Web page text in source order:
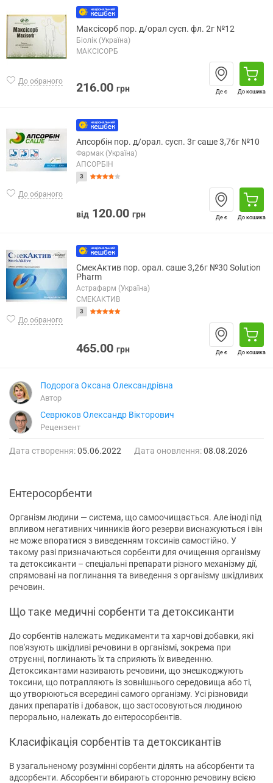
До обраного
Максісорб пор. д/орал сусп. фл. 2г №12
Біолік (Україна)
МАКСІСОРБ
216.00 грн Де є До кошика
До обраного
Апсорбін пор. д/орал. сусп. 3г саше 3,76г №10
Фармак (Україна)
АПСОРБІН
3
від 120.00 грн Де є До кошика
До обраного
СмекАктив пор. орал. саше 3,26г №30 Solution
Pharm
Астрафарм (Україна)
СМЕКАКТИВ
3
465.00 грн Де є До кошика
Подорога Оксана Олександрівна
Автор
Севрюков Олександр Вікторович
Рецензент
Дата створення:05.06.2022 Дата оновлення:08.08.2026
Ентеросорбенти
Організм людини — система, що самоочищається. Але іноді під
впливом негативних чинників його резерви виснажуються і він
не може впоратися з виведенням токсинів самостійно. У
такому разі призначаються сорбенти для очищення організму
та детоксиканти – спеціальні препарати різного механізму дії,
спрямовані на поглинання та виведення з організму шкідливих
речовин.
Що таке медичні сорбенти та детоксиканти
До сорбентів належать медикаменти та харчові добавки, які
пов'язують шкідливі речовини в організмі, зокрема при
отруєнні, поглинають їх та сприяють їх виведенню.
Детоксикантами називають речовини, що знешкоджують
токсини, що потрапляють із зовнішнього середовища або ті,
що утворюються всередині самого організму. Усі різновиди
даних препаратів і добавок, що застосовуються людиною
перорально, належать до ентеросорбентів.
Класифікація сорбентів та детоксикантів
В узагальненому розумінні сорбенти ділять на абсорбенти та
адсорбенти. Абсорбенти вбирають сторонню речовину всією